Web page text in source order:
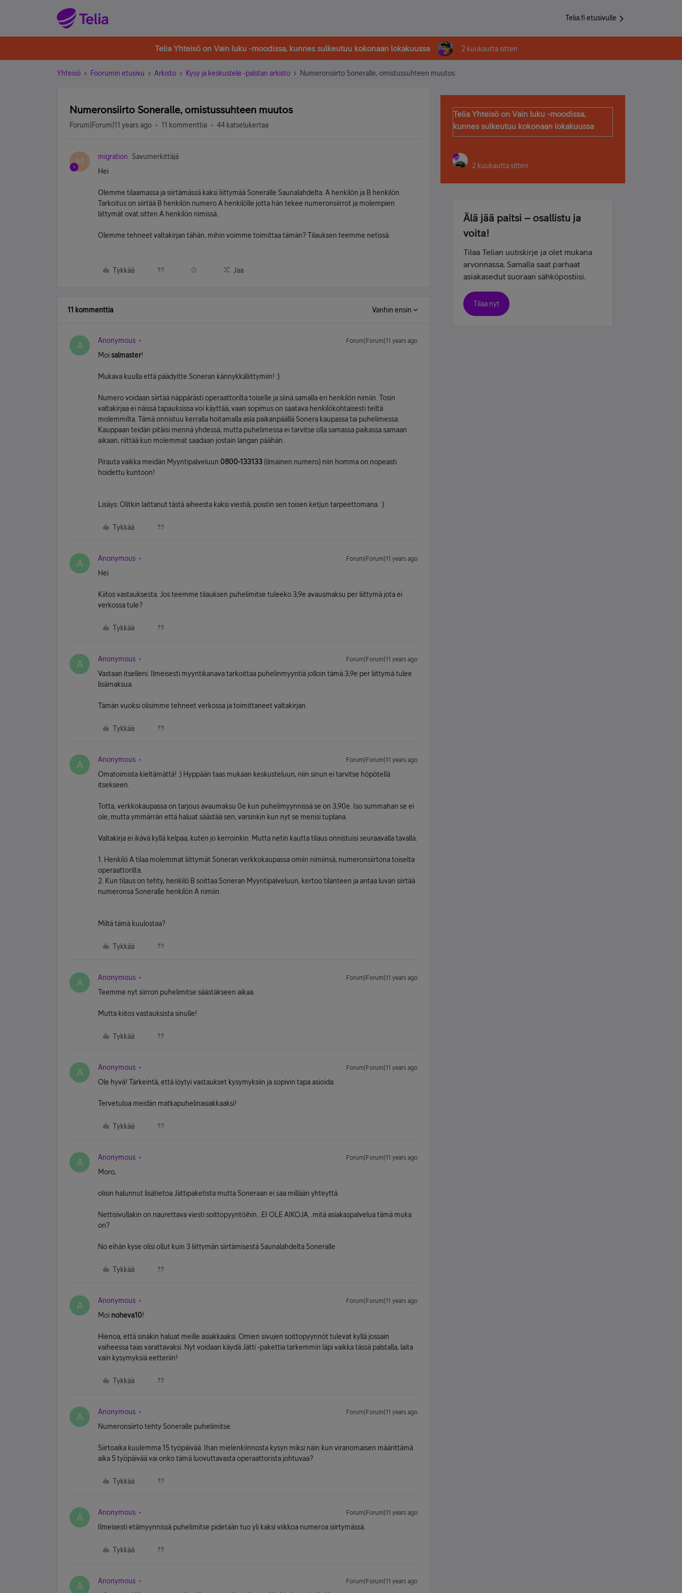
Telia.fi etusivulle
Telia Yhteisö on Vain luku -moodissa, kunnes sulkeutuu kokonaan lokakuussa 2 kuukautta sitten
Yhteisö Foorumin etusivu Arkisto Kysy ja keskustele -palstan arkisto Numeronsiirto Soneralle, omistussuhteen muutos
Numeronsiirto Soneralle, omistussuhteen muutos
Forum|Forum|11 years ago 11 kommenttia 44 katselukertaa
M migration
Savumerkittäjä
Hei
Olemme tilaamassa ja siirtämässä kaksi liittymää Soneralle Saunalahdelta. A henkilön ja B henkilön.
Tarkoitus on siirtää B henkilön numero A henkilölle jotta hän tekee numeronsiirrot ja molempien
liittymät ovat sitten A henkilön nimissä.
Olemme tehneet valtakirjan tähän, mihin voimme toimittaa tämän? Tilauksen teemme netissä.
Tykkää Jaa
11 kommenttia Vanhin ensin
A Anonymous Forum|Forum|11 years ago
Moisalmaster!
Mukava kuulla että päädyitte Soneran kännykkäliittymiin! :)
Numero voidaan siirtää näppärästi operaattorilta toiselle ja siinä samalla eri henkilön nimiin. Tosin
valtakirjaa ei näissä tapauksissa voi käyttää, vaan sopimus on saatava henkilökohtaisesti teiltä
molemmilta. Tämä onnistuu kerralla hoitamalla asia paikanpäällä Sonera kaupassa tai puhelimessa.
Kauppaan teidän pitäisi mennä yhdessä, mutta puhelimessa ei tarvitse olla samassa paikassa samaan
aikaan, riittää kun molemmat saadaan jostain langan päähän.
Pirauta vaikka meidän Myyntipalveluun 0800-133133 (ilmainen numero) niin homma on nopeasti
hoidettu kuntoon!
Lisäys: Olitkin laittanut tästä aiheesta kaksi viestiä, poistin sen toisen ketjun tarpeettomana. :)
Tykkää
A Anonymous Forum|Forum|11 years ago
Hei
Kiitos vastauksesta. Jos teemme tilauksen puhelimitse tuleeko 3,9e avausmaksu per liittymä jota ei
verkossa tule?
Tykkää
A Anonymous Forum|Forum|11 years ago
Vastaan itselleni. Ilmeisesti myyntikanava tarkoittaa puhelinmyyntiä jolloin tämä 3,9e per liittymä tulee
lisämaksua.
Tämän vuoksi olisimme tehneet verkossa ja toimittaneet valtakirjan.
Tykkää
A Anonymous Forum|Forum|11 years ago
Omatoimista kieltämättä! :) Hyppään taas mukaan keskusteluun, niin sinun ei tarvitse höpötellä
itsekseen.
Totta, verkkokaupassa on tarjous avaumaksu 0e kun puhelimyynnissä se on 3,90e. Iso summahan se ei
ole, mutta ymmärrän että haluat säästää sen, varsinkin kun nyt se menisi tuplana.
Valtakirja ei ikävä kyllä kelpaa, kuten jo kerroinkin. Mutta netin kautta tilaus onnistuisi seuraavalla tavalla:
1. Henkilö A tilaa molemmat liittymät Soneran verkkokaupassa omiin nimiinsä, numeronsiirtona toiselta
operaattorilta.
2. Kun tilaus on tehty, henkilö B soittaa Soneran Myyntipalveluun, kertoo tilanteen ja antaa luvan siirtää
numeronsa Soneralle henkilön A nimiin.
Miltä tämä kuulostaa?
Tykkää
A Anonymous Forum|Forum|11 years ago
Teemme nyt siirron puhelimitse säästäkseen aikaa.
Mutta kiitos vastauksista sinulle!
Tykkää
A Anonymous Forum|Forum|11 years ago
Ole hyvä! Tärkeintä, että löytyi vastaukset kysymyksiin ja sopivin tapa asioida.
Tervetuloa meidän matkapuhelinasiakkaaksi!
Tykkää
A Anonymous Forum|Forum|11 years ago
Moro,
olisin halunnut lisätietoa Jättipaketista mutta Soneraan ei saa millään yhteyttä.
Nettisivullakin on naurettava viesti soittopyyntöihin...EI OLE AIKOJA...mitä asiakaspalvelua tämä muka
on?
No eihän kyse olisi ollut kuin 3 liittymän siirtämisestä Saunalahdelta Soneralle
Tykkää
A Anonymous Forum|Forum|11 years ago
Moi noheva10!
Hienoa, että sinäkin haluat meille asiakkaaksi. Omien sivujen soittopyynnöt tulevat kyllä jossain
vaiheessa taas varattavaksi. Nyt voidaan käydä Jätti -pakettia tarkemmin läpi vaikka tässä palstalla, laita
vain kysymyksiä eetteriin!
Tykkää
A Anonymous Forum|Forum|11 years ago
Numeronsiirto tehty Soneralle puhelimitse.
Siirtoaika kuulemma 15 työpäivää. Ihan mielenkiinnosta kysyn miksi näin kun viranomaisen määrittämä
aika 5 työpäivää vai onko tämä luovuttavasta operaattorista johtuvaa?
Tykkää
A Anonymous Forum|Forum|11 years ago
Ilmeisesti etämyynnissä puhelimitse pidetään tuo yli kaksi viikkoa numeroa siirtymässä.
Tykkää
A Anonymous Forum|Forum|11 years ago
Telia Yhteisö on Vain luku -moodissa,
kunnes sulkeutuu kokonaan lokakuussa
2 kuukautta sitten
Älä jää paitsi – osallistu ja
voita!
Tilaa Telian uutiskirje ja olet mukana
arvonnassa. Samalla saat parhaat
asiakasedut suoraan sähköpostiisi.
Tilaa nyt